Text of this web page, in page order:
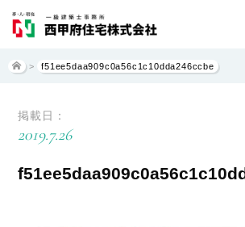
> f51ee5daa909c0a56c1c10dda246ccbe
掲載日：
2019.7.26